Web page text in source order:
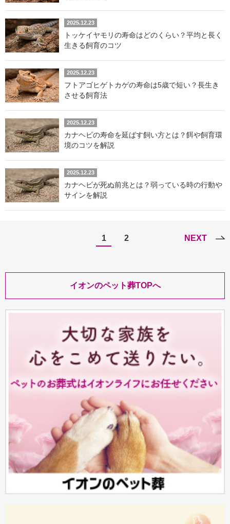
トッケイヤモリの寿命はどのくらい？平均と長く
生きる飼育のコツ
2025.12.23
フトアゴヒゲトカゲの寿命は5歳で短い？長生き
させる飼育法
2025.12.23
カナヘビの寿命を延ばす飼い方とは？餌や飼育環
境のコツを解説
2025.12.23
カナヘビが死ぬ前兆とは？弱っている時の行動や
サインを解説
2025.12.23
1 2 NEXT
イオンのペット葬TOPへ